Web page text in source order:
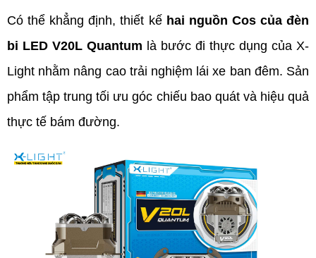
Có thể khẳng định, thiết kế hai nguồn Cos của đèn
bi LED V20L Quantum là bước đi thực dụng của X-
Light nhằm nâng cao trải nghiệm lái xe ban đêm. Sản
phẩm tập trung tối ưu góc chiếu bao quát và hiệu quả
thực tế bám đường.